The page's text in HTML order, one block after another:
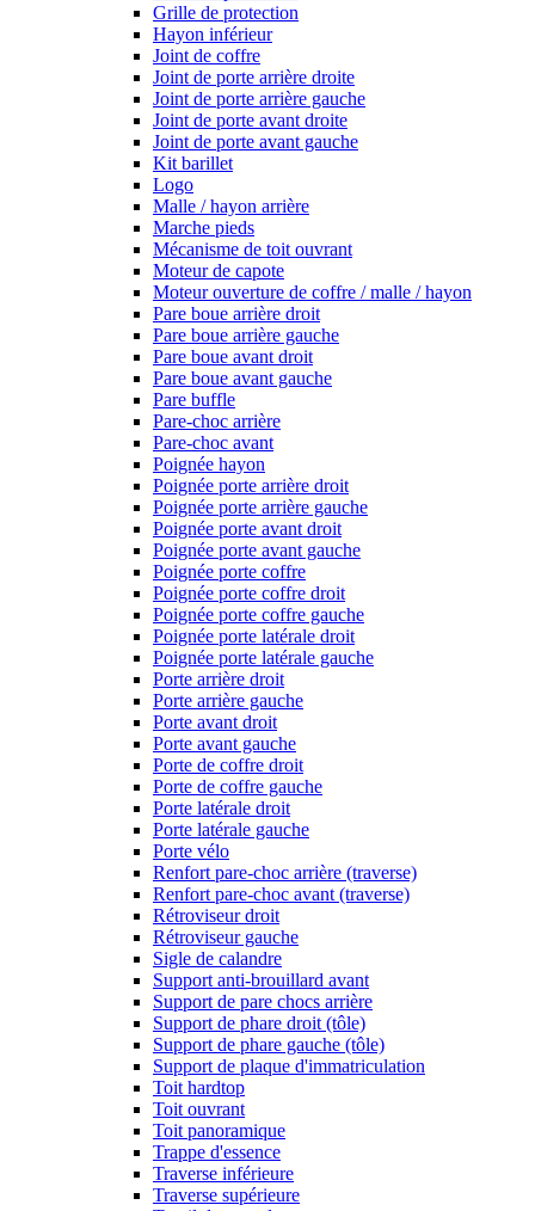
Grille de protection
Hayon inférieur
Joint de coffre
Joint de porte arrière droite
Joint de porte arrière gauche
Joint de porte avant droite
Joint de porte avant gauche
Kit barillet
Logo
Malle / hayon arrière
Marche pieds
Mécanisme de toit ouvrant
Moteur de capote
Moteur ouverture de coffre / malle / hayon
Pare boue arrière droit
Pare boue arrière gauche
Pare boue avant droit
Pare boue avant gauche
Pare buffle
Pare-choc arrière
Pare-choc avant
Poignée hayon
Poignée porte arrière droit
Poignée porte arrière gauche
Poignée porte avant droit
Poignée porte avant gauche
Poignée porte coffre
Poignée porte coffre droit
Poignée porte coffre gauche
Poignée porte latérale droit
Poignée porte latérale gauche
Porte arrière droit
Porte arrière gauche
Porte avant droit
Porte avant gauche
Porte de coffre droit
Porte de coffre gauche
Porte latérale droit
Porte latérale gauche
Porte vélo
Renfort pare-choc arrière (traverse)
Renfort pare-choc avant (traverse)
Rétroviseur droit
Rétroviseur gauche
Sigle de calandre
Support anti-brouillard avant
Support de pare chocs arrière
Support de phare droit (tôle)
Support de phare gauche (tôle)
Support de plaque d'immatriculation
Toit hardtop
Toit ouvrant
Toit panoramique
Trappe d'essence
Traverse inférieure
Traverse supérieure